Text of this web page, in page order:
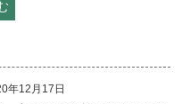
年12月17日